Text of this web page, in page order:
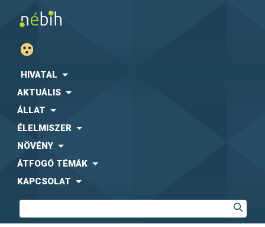
HIVATAL
AKTUÁLIS
ÁLLAT
ÉLELMISZER
NÖVÉNY
ÁTFOGÓ TÉMÁK
KAPCSOLAT